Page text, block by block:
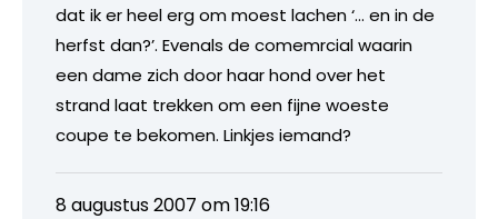
dat ik er heel erg om moest lachen ‘… en in de
herfst dan?’. Evenals de comemrcial waarin
een dame zich door haar hond over het
strand laat trekken om een fijne woeste
coupe te bekomen. Linkjes iemand?
8 augustus 2007 om 19:16